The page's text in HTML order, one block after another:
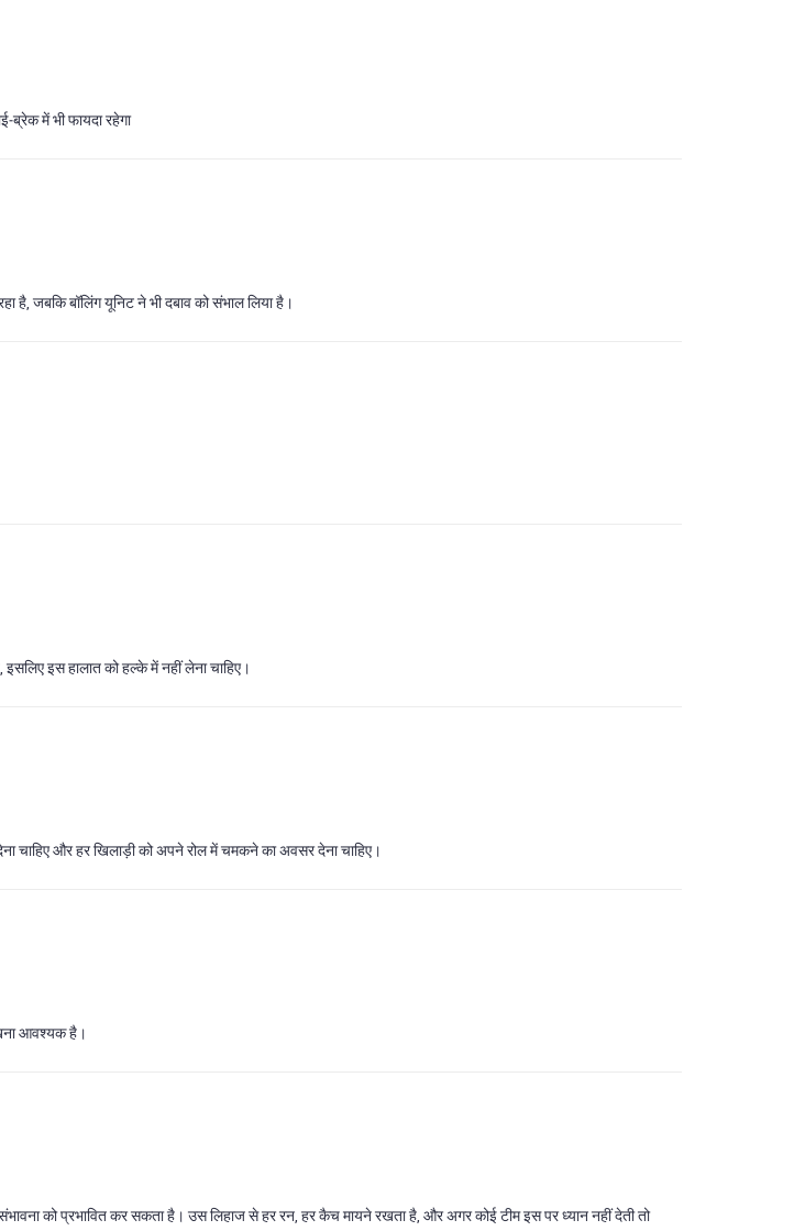
में भी फायदा रहेगा
जबकि बॉलिंग यूनिट ने भी दबाव को संभाल लिया है।
इस हालात को हल्के में नहीं लेना चाहिए।
चाहिए और हर खिलाड़ी को अपने रोल में चमकने का अवसर देना चाहिए।
आवश्यक है।
को प्रभावित कर सकता है। उस लिहाज से हर रन, हर कैच मायने रखता है, और अगर कोई टीम इस पर ध्यान नहीं देती तो